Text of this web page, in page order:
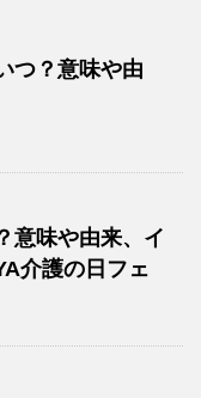
つ？意味や由
意味や由来、イ
介護の日フェ